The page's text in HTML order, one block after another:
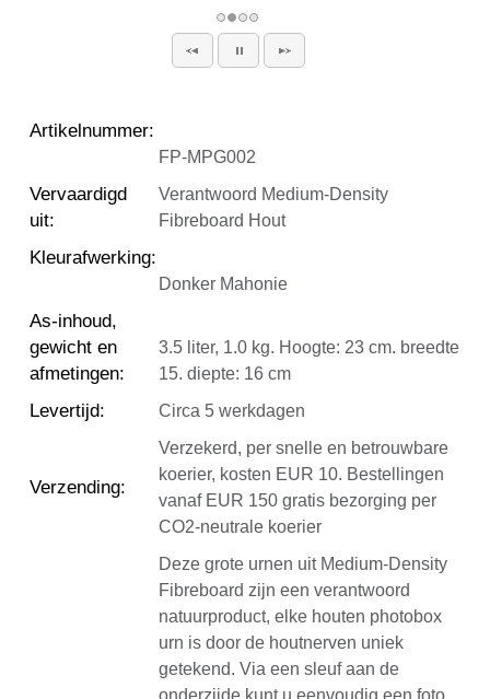
Artikelnummer:
FP-MPG002
Vervaardigd
uit:
Verantwoord Medium-Density
Fibreboard Hout
Kleurafwerking:
Donker Mahonie
As-inhoud,
gewicht en
afmetingen:
3.5 liter, 1.0 kg. Hoogte: 23 cm. breedte
15. diepte: 16 cm
Levertijd: Circa 5 werkdagen
Verzending:
Verzekerd, per snelle en betrouwbare
koerier, kosten EUR 10. Bestellingen
vanaf EUR 150 gratis bezorging per
CO2-neutrale koerier
Deze grote urnen uit Medium-Density
Fibreboard zijn een verantwoord
natuurproduct, elke houten photobox
urn is door de houtnerven uniek
getekend. Via een sleuf aan de
onderzijde kunt u eenvoudig een foto